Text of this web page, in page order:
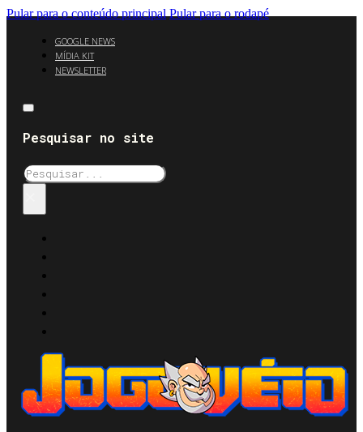
Pular para o conteúdo principal Pular para o rodapé
GOOGLE NEWS
MÍDIA KIT
NEWSLETTER
Pesquisar no site
Pesquisar